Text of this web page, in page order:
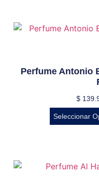
Perfume Antonio
$
Seleccionar